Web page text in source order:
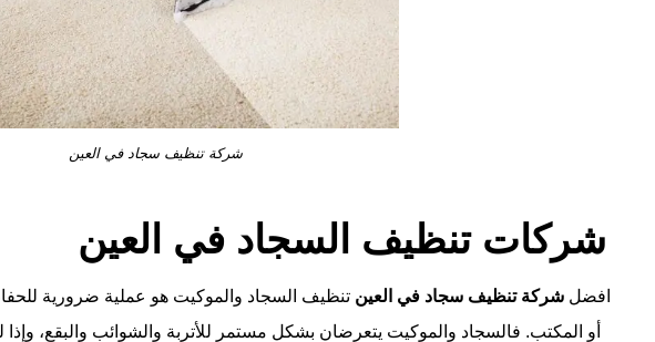
شركة تنظيف سجاد في العين
شركات تنظيف السجاد في العين
افضلشركة تنظيف سجاد في العينتنظيف السجاد والموكيت هو عملية ضرورية
أو المكتب. فالسجاد والموكيت يتعرضان بشكل مستمر للأتربة والشوائب والبقع، وإذا